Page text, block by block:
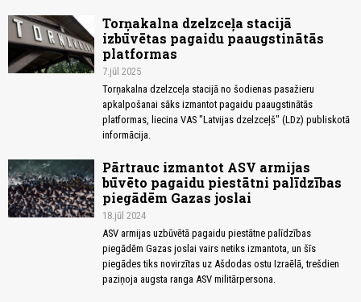
Torņakalna dzelzceļa stacijā
izbūvētas pagaidu paaugstinātās
platformas
7.jūl 2025
Torņakalna dzelzceļa stacijā no šodienas pasažieru
apkalpošanai sāks izmantot pagaidu paaugstinātās
platformas, liecina VAS "Latvijas dzelzceļš" (LDz) publiskotā
informācija.
Pārtrauc izmantot ASV armijas
būvēto pagaidu piestātni palīdzības
piegādēm Gazas joslai
18.jūl 2024
ASV armijas uzbūvētā pagaidu piestātne palīdzības
piegādēm Gazas joslai vairs netiks izmantota, un šīs
piegādes tiks novirzītas uz Ašdodas ostu Izraēlā, trešdien
paziņoja augsta ranga ASV militārpersona.